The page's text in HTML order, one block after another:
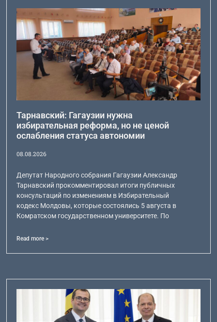
Тарнавский: Гагаузии нужна
избирательная реформа, но не ценой
ослабления статуса автономии
08.08.2026
Депутат Народного собрания Гагаузии Александр
Тарнавский прокомментировал итоги публичных
консультаций по изменениям в Избирательный
кодекс Молдовы, которые состоялись 5 августа в
Комратском государственном университете. По
Read more >